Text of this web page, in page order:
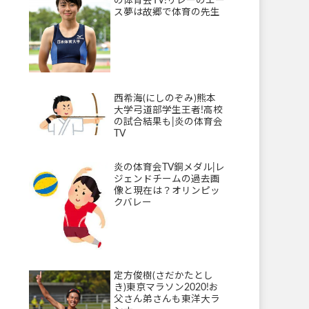
ス夢は故郷で体育の先生
西希海(にしのぞみ)熊本
大学弓道部学生王者!高校
の試合結果も|炎の体育会
TV
炎の体育会TV銅メダル|レ
ジェンドチームの過去画
像と現在は？オリンピッ
クバレー
定方俊樹(さだかたとし
き)東京マラソン2020!お
父さん弟さんも東洋大ラ